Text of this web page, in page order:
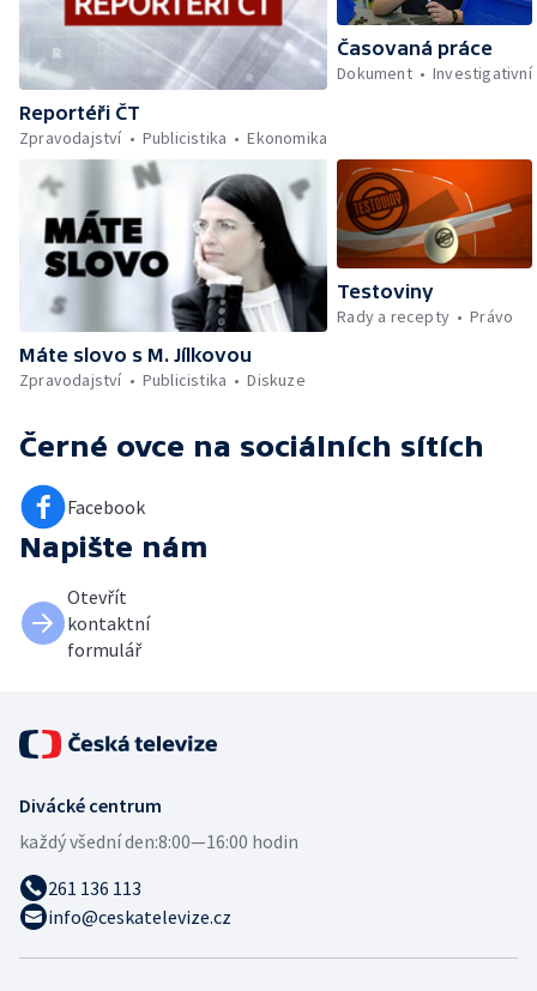
Reportéři ČT
Zpravodajství
Publicistika Ekonomika
Časovaná práce
Dokument
Investigativní
Máte slovo s M. Jílkovou
Zpravodajství
Publicistika Diskuze
Testoviny
Rady a recepty
Právo
Černé ovce na sociálních sítích
Facebook
Napište nám
Otevřít
kontaktní
formulář
Divácké centrum
každý všední den:8:00—16:00 hodin
261 136 113
info@ceskatelevize.cz